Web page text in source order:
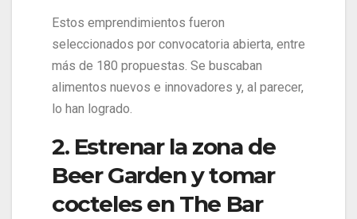
Estos emprendimientos fueron
seleccionados por convocatoria abierta, entre
más de 180 propuestas. Se buscaban
alimentos nuevos e innovadores y, al parecer,
lo han logrado.
2. Estrenar la zona de
Beer Garden y tomar
cocteles en The Bar